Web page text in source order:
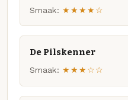
Smaak: ★★★★☆
De Pilskenner
Smaak: ★★★☆☆